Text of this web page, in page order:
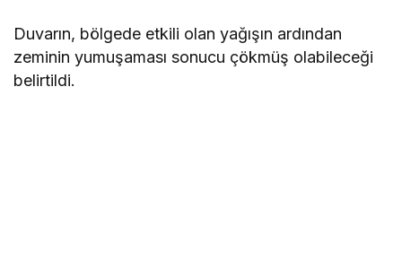
Duvarın, bölgede etkili olan yağışın ardından
zeminin yumuşaması sonucu çökmüş olabileceği
belirtildi.